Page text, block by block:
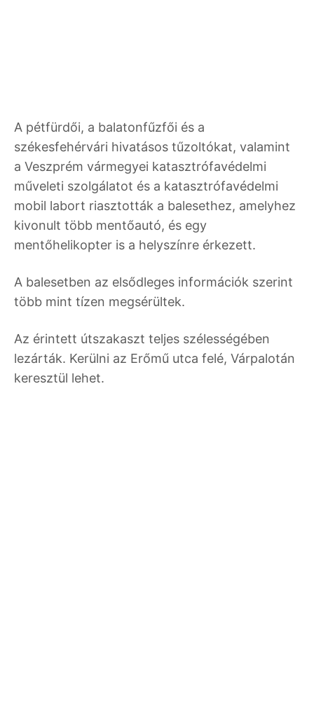
A pétfürdői, a balatonfűzfői és a
székesfehérvári hivatásos tűzoltókat, valamint
a Veszprém vármegyei katasztrófavédelmi
műveleti szolgálatot és a katasztrófavédelmi
mobil labort riasztották a balesethez, amelyhez
kivonult több mentőautó, és egy
mentőhelikopter is a helyszínre érkezett.
A balesetben az elsődleges információk szerint
több mint tízen megsérültek.
Az érintett útszakaszt teljes szélességében
lezárták. Kerülni az Erőmű utca felé, Várpalotán
keresztül lehet.